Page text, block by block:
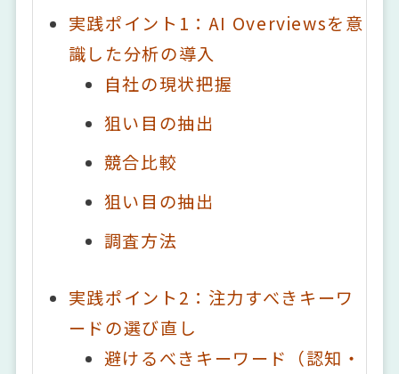
実践ポイント1：AI Overviewsを意
識した分析の導入
自社の現状把握
狙い目の抽出
競合比較
狙い目の抽出
調査方法
実践ポイント2：注力すべきキーワ
ードの選び直し
避けるべきキーワード（認知・